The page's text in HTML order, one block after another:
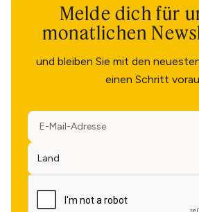
Melde dich für
monatlichen
und bleiben Sie mit den
einen Schritt